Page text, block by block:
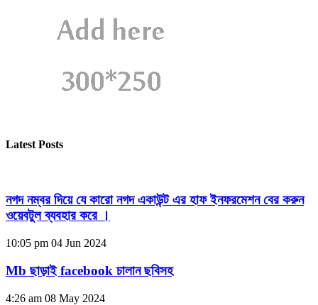
Latest Posts
নগদ নম্বর দিয়ে যে কারো নগদ একাউন্ট এর হাফ ইনফরমেশন বের করুন
ওয়েবটুল ব্যবহার করে ।
10:05 pm 04 Jun 2024
Mb ছাড়াই facebook চালান ছবিসহ
4:26 am 08 May 2024